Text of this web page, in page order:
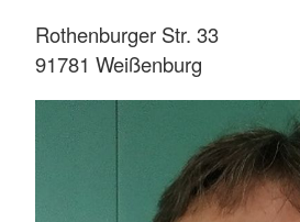
Rothenburger Str. 33
91781 Weißenburg